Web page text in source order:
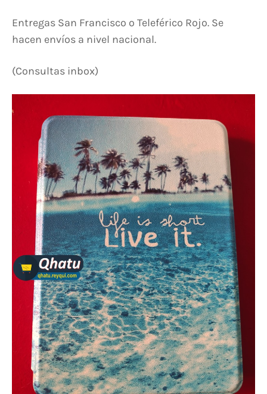
Entregas San Francisco o Teleférico Rojo. Se
hacen envíos a nivel nacional.
(Consultas inbox)